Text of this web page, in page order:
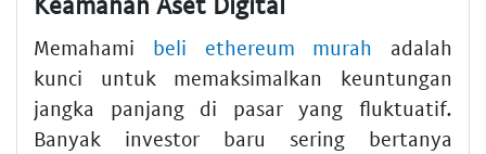
Memahami beli ethereum murah adalah
kunci untuk memaksimalkan keuntungan
jangka panjang di pasar yang fluktuatif.
Banyak investor baru sering bertanya